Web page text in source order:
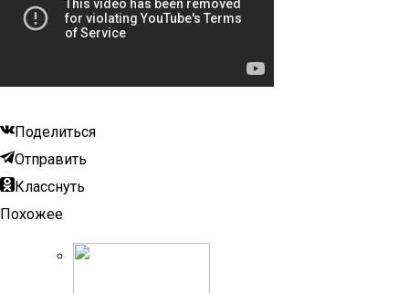
Поделиться
Отправить
Класснуть
Похожее